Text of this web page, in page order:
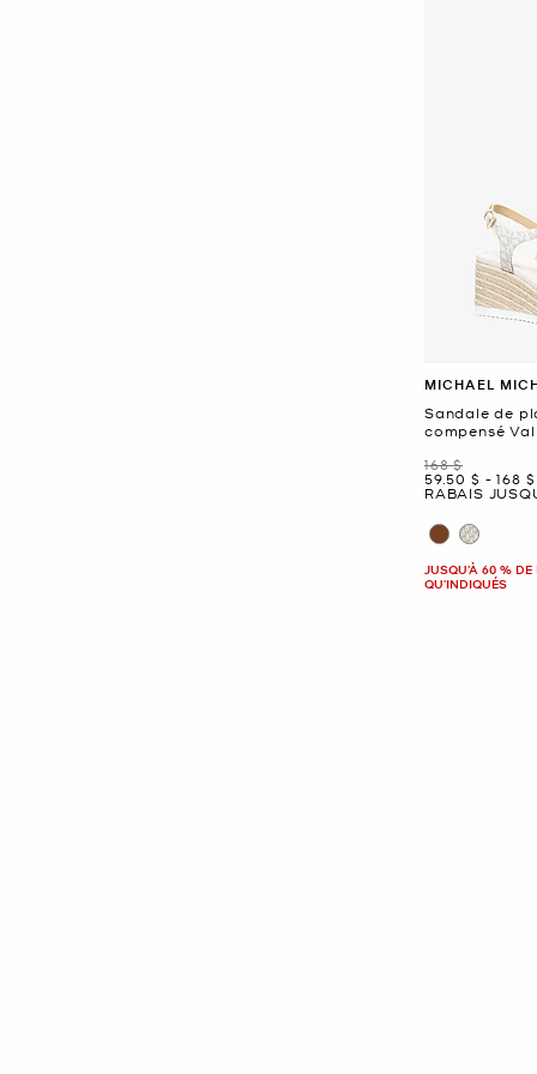
MICHAEL
Sandale de
compensé
était
168 $
maintenant
59.50 $ -
to 168 $
RABAIS
JUSQU’À 60 %
QU'INDIQUÉS